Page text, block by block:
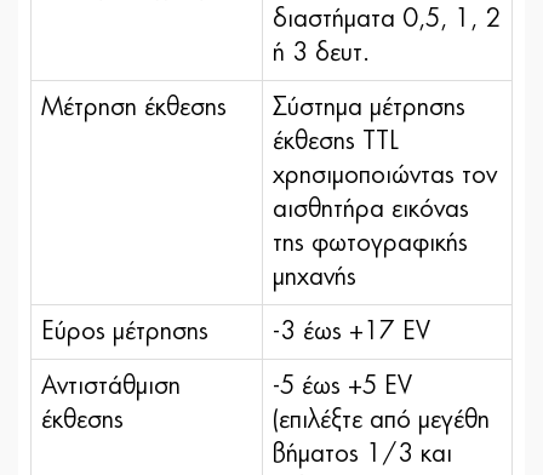
διαστήματα 0,5, 1, 2
ή 3 δευτ.
Μέτρηση έκθεσης
Σύστημα μέτρησης
έκθεσης TTL
χρησιμοποιώντας τον
αισθητήρα εικόνας
της φωτογραφικής
μηχανής
Εύρος μέτρησης -3 έως +17 EV
Αντιστάθμιση
έκθεσης
-5 έως +5 EV
(επιλέξτε από μεγέθη
βήματος 1/3 και